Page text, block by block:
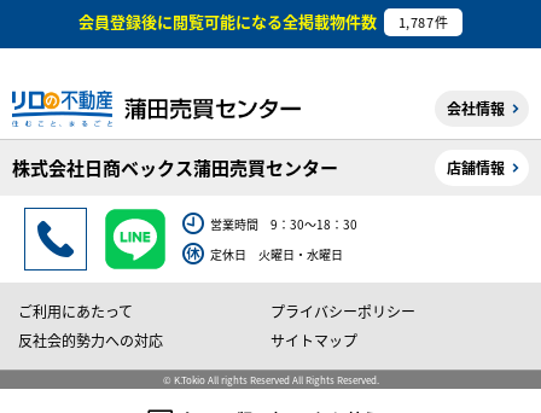
会員登録後に閲覧可能になる全掲載物件数 1,787件
会社情報
株式会社日商ベックス蒲田売買センター 店舗情報
営業時間 9：30～18：30
定休日 火曜日・水曜日
ご利用にあたって
プライバシーポリシー
反社会的勢力への対応
サイトマップ
© K.Tokio All rights Reserved All Rights Reserved.